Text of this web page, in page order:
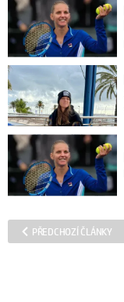
PŘEDCHOZÍ ČLÁNKY